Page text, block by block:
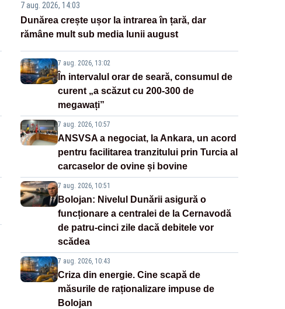
7 aug. 2026, 14:03
Dunărea crește ușor la intrarea în țară, dar
rămâne mult sub media lunii august
7 aug. 2026, 13:02
În intervalul orar de seară, consumul de
curent „a scăzut cu 200-300 de
megawați”
7 aug. 2026, 10:57
ANSVSA a negociat, la Ankara, un acord
pentru facilitarea tranzitului prin Turcia al
carcaselor de ovine și bovine
7 aug. 2026, 10:51
Bolojan: Nivelul Dunării asigură o
funcționare a centralei de la Cernavodă
de patru-cinci zile dacă debitele vor
scădea
7 aug. 2026, 10:43
Criza din energie. Cine scapă de
măsurile de raționalizare impuse de
Bolojan